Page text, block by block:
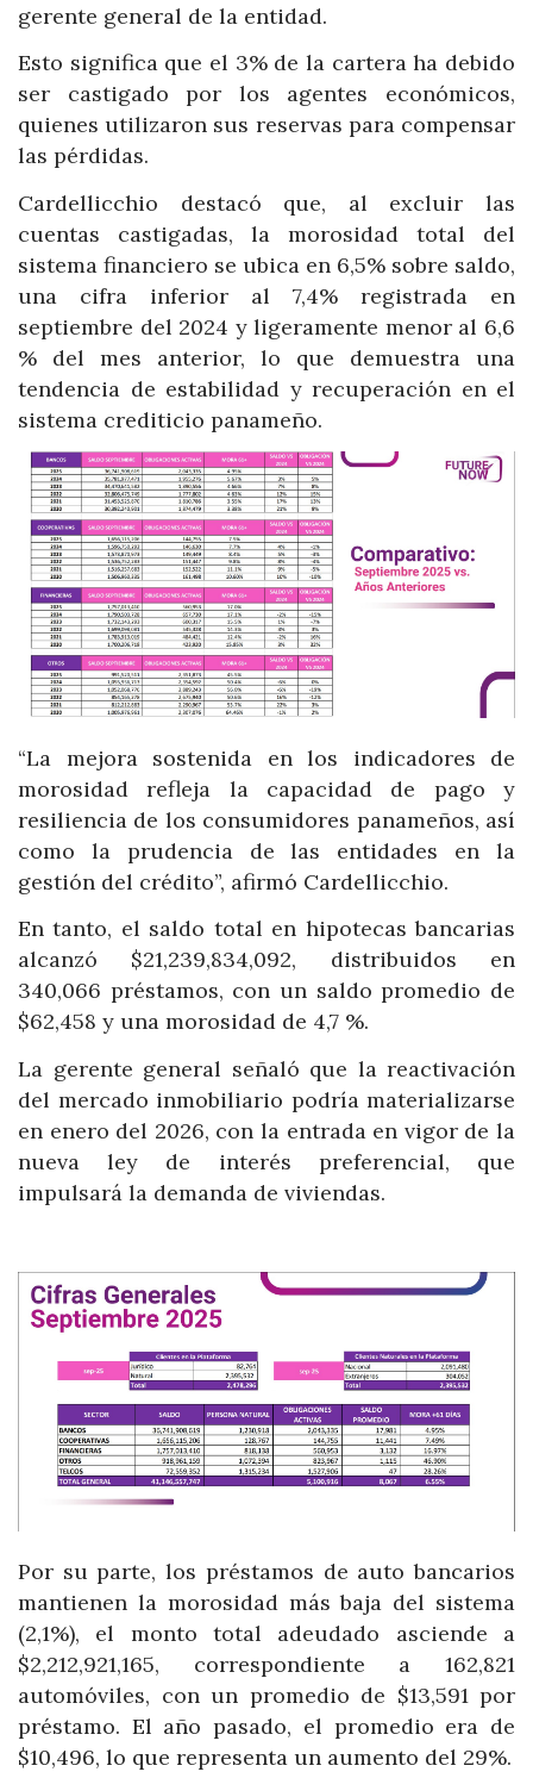
gerente general de la entidad.
Esto significa que el 3% de la cartera ha debido
ser castigado por los agentes económicos,
quienes utilizaron sus reservas para compensar
las pérdidas.
Cardellicchio destacó que, al excluir las
cuentas castigadas, la morosidad total del
sistema financiero se ubica en 6,5% sobre saldo,
una cifra inferior al 7,4% registrada en
septiembre del 2024 y ligeramente menor al 6,6
% del mes anterior, lo que demuestra una
tendencia de estabilidad y recuperación en el
sistema crediticio panameño.
“La mejora sostenida en los indicadores de
morosidad refleja la capacidad de pago y
resiliencia de los consumidores panameños, así
como la prudencia de las entidades en la
gestión del crédito”, afirmó Cardellicchio.
En tanto, el saldo total en hipotecas bancarias
alcanzó $21,239,834,092, distribuidos en
340,066 préstamos, con un saldo promedio de
$62,458 y una morosidad de 4,7 %.
La gerente general señaló que la reactivación
del mercado inmobiliario podría materializarse
en enero del 2026, con la entrada en vigor de la
nueva ley de interés preferencial, que
impulsará la demanda de viviendas.
Por su parte, los préstamos de auto bancarios
mantienen la morosidad más baja del sistema
(2,1%), el monto total adeudado asciende a
$2,212,921,165, correspondiente a 162,821
automóviles, con un promedio de $13,591 por
préstamo. El año pasado, el promedio era de
$10,496, lo que representa un aumento del 29%.